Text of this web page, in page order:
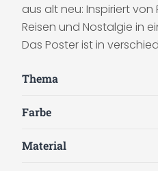
aus alt neu: Inspiriert
Reisen und Nostalgie in
Das Poster ist in
Thema
Farbe
Material